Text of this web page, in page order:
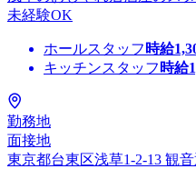
未経験OK
ホールスタッフ 時給
キッチンスタッフ 時給
勤務地
面接地
東京都台東区浅草1-2-13 観